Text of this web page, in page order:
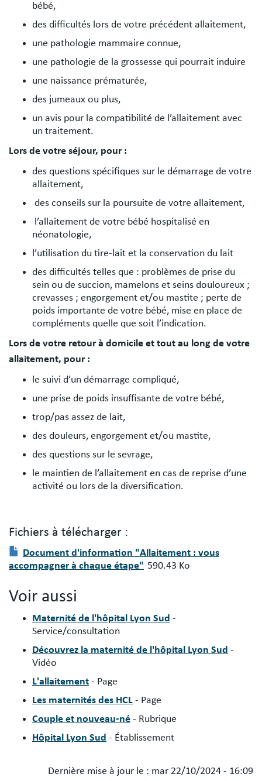
bébé,
des difficultés lors de votre précédent allaitement,
une pathologie mammaire connue,
une pathologie de la grossesse qui pourrait induire
une naissance prématurée,
des jumeaux ou plus,
un avis pour la compatibilité de l’allaitement avec
un traitement.
Lors de votre séjour, pour :
des questions spécifiques sur le démarrage de votre
allaitement,
des conseils sur la poursuite de votre allaitement,
l’allaitement de votre bébé hospitalisé en
néonatologie,
l’utilisation du tire-lait et la conservation du lait
des difficultés telles que : problèmes de prise du
sein ou de succion, mamelons et seins douloureux ;
crevasses ; engorgement et/ou mastite ; perte de
poids importante de votre bébé, mise en place de
compléments quelle que soit l’indication.
Lors de votre retour à domicile et tout au long de votre
allaitement, pour :
le suivi d’un démarrage compliqué,
une prise de poids insuffisante de votre bébé,
trop/pas assez de lait,
des douleurs, engorgement et/ou mastite,
des questions sur le sevrage,
le maintien de l’allaitement en cas de reprise d’une
activité ou lors de la diversification.
Fichiers à télécharger :
Fichier(s)
à
:
Document
Document d'information "Allaitement : vous
accompagner à chaque étape" 590.43 Ko
Voir aussi
Maternité de l'hôpital Lyon Sud -
Service/consultation
Découvrez la maternité de l'hôpital Lyon Sud -
Vidéo
L'allaitement - Page
Les maternités des HCL - Page
Couple et nouveau-né - Rubrique
Hôpital Lyon Sud - Établissement
Dernière mise à jour le : mar 22/10/2024 - 16:09